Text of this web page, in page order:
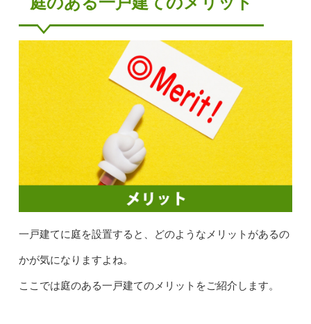
一戸建てに庭を設置すると、どのようなメリットがあるの
かが気になりますよね。
ここでは庭のある一戸建てのメリットをご紹介します。